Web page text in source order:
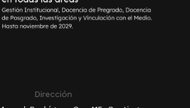
Dirección